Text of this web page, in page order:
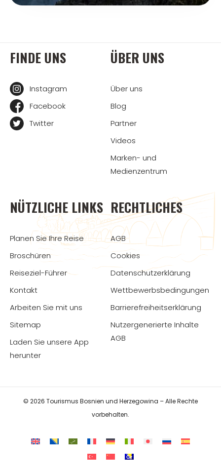
FINDE UNS
Instagram
Facebook
Twitter
ÜBER UNS
Über uns
Blog
Partner
Videos
Marken- und
Medienzentrum
NÜTZLICHE LINKS
Planen Sie Ihre Reise
Broschüren
Reiseziel-Führer
Kontakt
Arbeiten Sie mit uns
Sitemap
Laden Sie unsere App
herunter
RECHTLICHES
AGB
Cookies
Datenschutzerklärung
Wettbewerbsbedingungen
Barrierefreiheitserklärung
Nutzergenerierte Inhalte
AGB
© 2026 Tourismus Bosnien und Herzegowina – Alle Rechte
vorbehalten.